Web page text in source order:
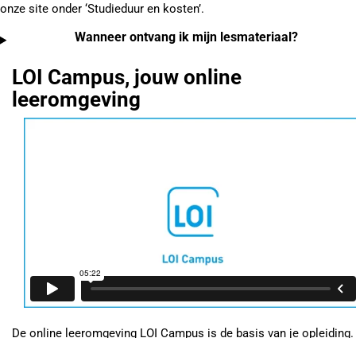
onze site onder ‘Studieduur en kosten’.
Wanneer ontvang ik mijn lesmateriaal?
LOI Campus, jouw online
leeromgeving
De online leeromgeving LOI Campus is de basis van je opleiding.